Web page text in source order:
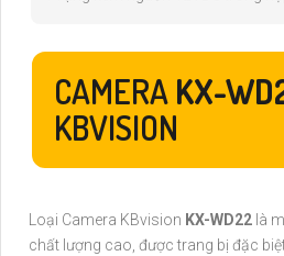
CAMERA KX-
KBVISION
Loại Camera KBvision KX-WD22 là
chất lượng cao, được trang bị đặc